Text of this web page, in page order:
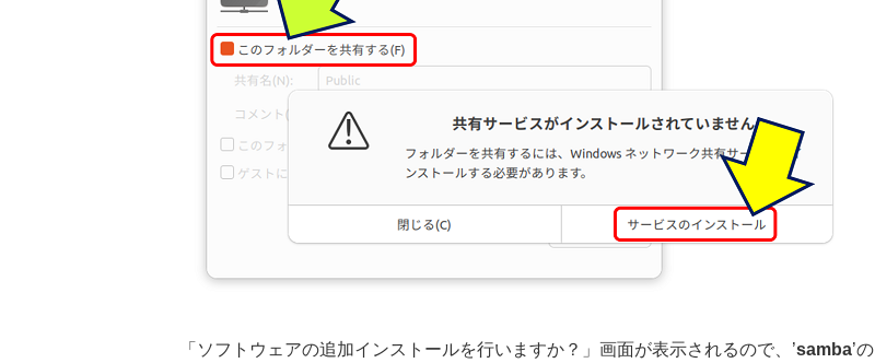
「ソフトウェアの追加インストールを行いますか？」画面が表示されるので、’samba’の